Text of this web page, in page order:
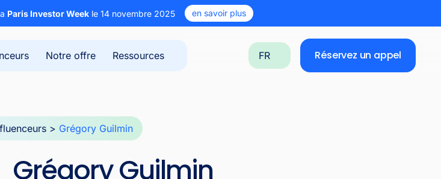
Paris Investor Week le 14 novembre 2025 en savoir plus
Notre offre Ressources FR Réservez un appel
> Grégory Guilmin
Grégory Guilmin